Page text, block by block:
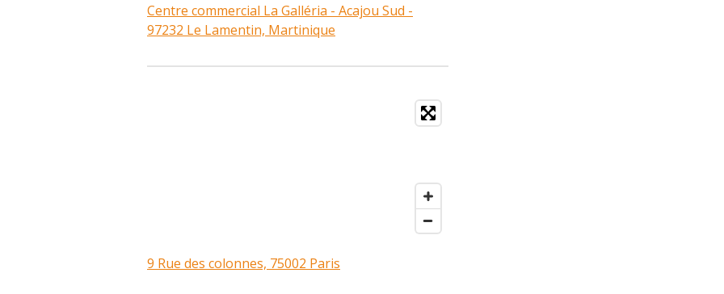
Centre commercial La Galléria - Acajou Sud -
97232 Le Lamentin, Martinique
9 Rue des colonnes, 75002 Paris